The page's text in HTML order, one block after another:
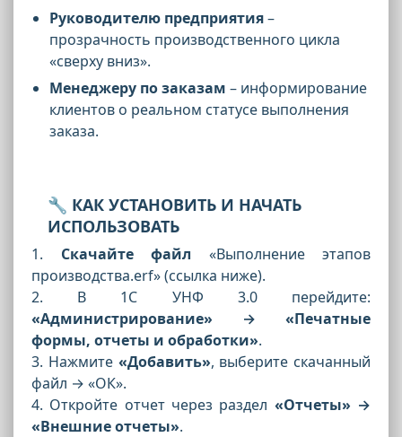
Руководителю предприятия–
прозрачность производственного цикла
«сверху вниз».
Менеджеру по заказам – информирование
клиентов о реальном статусе выполнения
заказа.
🔧 КАК УСТАНОВИТЬ И НАЧАТЬ
ИСПОЛЬЗОВАТЬ
1. Скачайте файл «Выполнение этапов
производства.erf» (ссылка ниже).
2. В 1С УНФ 3.0 перейдите:
«Администрирование» → «Печатные
формы, отчеты и обработки».
3. Нажмите «Добавить», выберите скачанный
файл → «ОК».
4. Откройте отчет через раздел «Отчеты» →
«Внешние отчеты».